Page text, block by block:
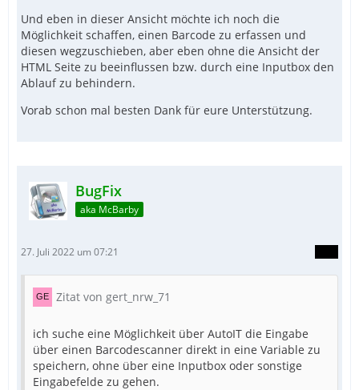
Und eben in dieser Ansicht möchte ich noch die
Möglichkeit schaffen, einen Barcode zu erfassen und
diesen wegzuschieben, aber eben ohne die Ansicht der
HTML Seite zu beeinflussen bzw. durch eine Inputbox den
Ablauf zu behindern.
Vorab schon mal besten Dank für eure Unterstützung.
BugFix
aka McBarby
27. Juli 2022 um 07:21
Zitat von gert_nrw_71
ich suche eine Möglichkeit über AutoIT die Eingabe
über einen Barcodescanner direkt in eine Variable zu
speichern, ohne über eine Inputbox oder sonstige
Eingabefelde zu gehen.